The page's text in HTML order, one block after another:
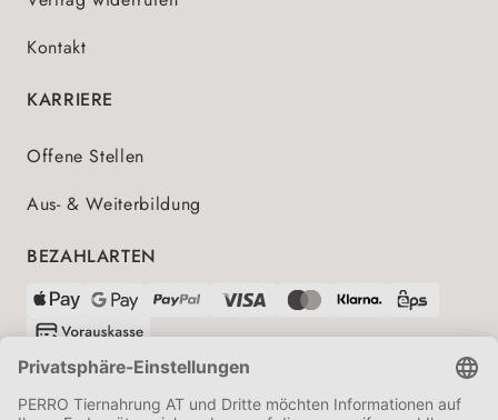
Kontakt
KARRIERE
Offene Stellen
Aus- & Weiterbildung
BEZAHLARTEN
VERSANDPARTNER